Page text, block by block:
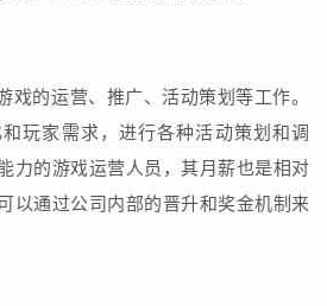
戏的运营、推广、活动策划等工作。
玩家需求，进行各种活动策划和调
力的游戏运营人员，其月薪也是相对
以通过公司内部的晋升和奖金机制来